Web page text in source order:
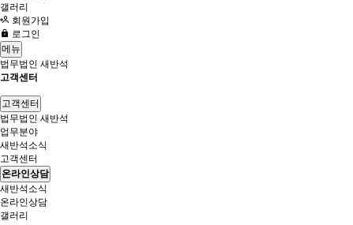
갤러리
회원가입
로그인
메뉴
법무법인 새반석
고객센터
고객센터
법무법인 새반석
업무분야
새반석소식
고객센터
온라인상담
새반석소식
온라인상담
갤러리